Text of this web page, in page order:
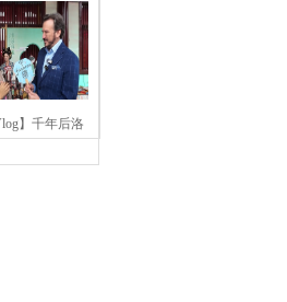
开封举行
】千年后洛